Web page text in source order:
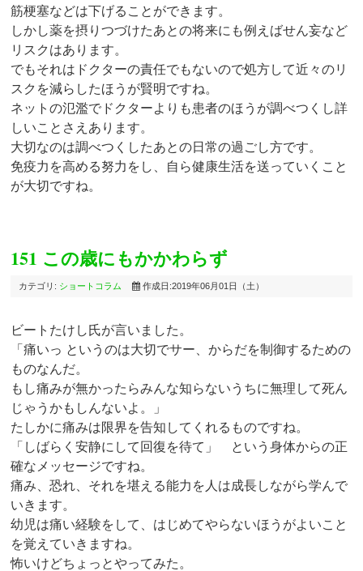
筋梗塞などは下げることができます。
しかし薬を摂りつづけたあとの将来にも例えばせん妄など
リスクはあります。
でもそれはドクターの責任でもないので処方して近々のリ
スクを減らしたほうが賢明ですね。
ネットの氾濫でドクターよりも患者のほうが調べつくし詳
しいことさえあります。
大切なのは調べつくしたあとの日常の過ごし方です。
免疫力を高める努力をし、自ら健康生活を送っていくこと
が大切ですね。
151 この歳にもかかわらず
カテゴリ: ショートコラム 作成日:2019年06月01日（土）
ビートたけし氏が言いました。
「痛いっ というのは大切でサー、からだを制御するための
ものなんだ。
もし痛みが無かったらみんな知らないうちに無理して死ん
じゃうかもしんないよ。」
たしかに痛みは限界を告知してくれるものですね。
「しばらく安静にして回復を待て」 という身体からの正
確なメッセージですね。
痛み、恐れ、それを堪える能力を人は成長しながら学んで
いきます。
幼児は痛い経験をして、はじめてやらないほうがよいこと
を覚えていきますね。
怖いけどちょっとやってみた。